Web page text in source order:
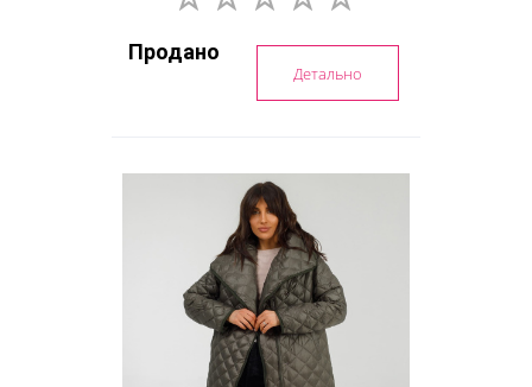
Продано
Детально